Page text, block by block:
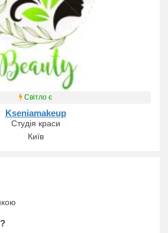
Світло є
Kseniamakeup
Студія краси
Київ